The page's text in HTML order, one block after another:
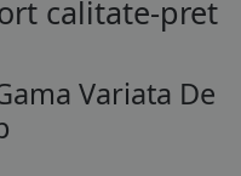
calitate-pret
Variata De